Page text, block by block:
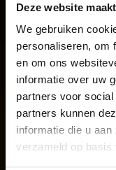
Deze website
We gebruiken
personaliseren, om
en om ons
informatie over uw
partners voor
partners kunnen
informatie die u
verzameld op basis
Wat voor
Wat is de
Diëten en
allergenen
Vegetarisch
Reserveren